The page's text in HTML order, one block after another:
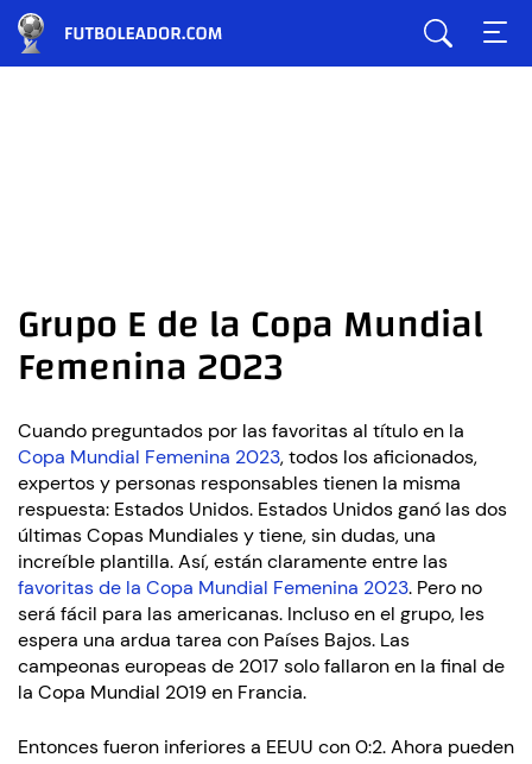
Grupo E de la Copa Mundial
Femenina 2023
Cuando preguntados por las favoritas al título en la
Copa Mundial Femenina 2023, todos los aficionados,
expertos y personas responsables tienen la misma
respuesta: Estados Unidos. Estados Unidos ganó las dos
últimas Copas Mundiales y tiene, sin dudas, una
increíble plantilla. Así, están claramente entre las
favoritas de la Copa Mundial Femenina 2023. Pero no
será fácil para las americanas. Incluso en el grupo, les
espera una ardua tarea con Países Bajos. Las
campeonas europeas de 2017 solo fallaron en la final de
la Copa Mundial 2019 en Francia.
Entonces fueron inferiores a EEUU con 0:2. Ahora pueden